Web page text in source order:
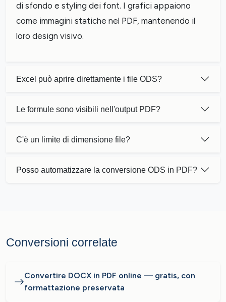
di sfondo e styling dei font. I grafici appaiono
come immagini statiche nel PDF, mantenendo il
loro design visivo.
Excel può aprire direttamente i file ODS?
Le formule sono visibili nell'output PDF?
C'è un limite di dimensione file?
Posso automatizzare la conversione ODS in PDF?
Conversioni correlate
Convertire DOCX in PDF online — gratis, con
formattazione preservata